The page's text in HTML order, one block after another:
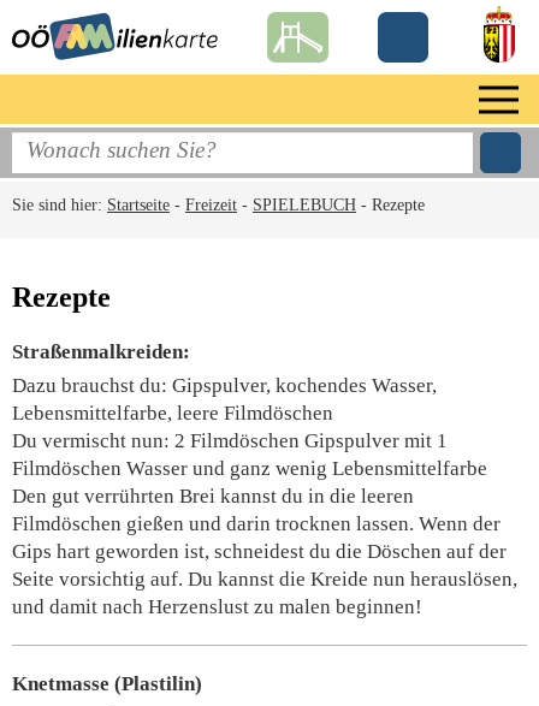
Sie sind hier: Startseite - Freizeit - SPIELEBUCH - Rezepte
Rezepte
Straßenmalkreiden:
Dazu brauchst du: Gipspulver, kochendes Wasser,
Lebensmittelfarbe, leere Filmdöschen
Du vermischt nun: 2 Filmdöschen Gipspulver mit 1
Filmdöschen Wasser und ganz wenig Lebensmittelfarbe
Den gut verrührten Brei kannst du in die leeren
Filmdöschen gießen und darin trocknen lassen. Wenn der
Gips hart geworden ist, schneidest du die Döschen auf der
Seite vorsichtig auf. Du kannst die Kreide nun herauslösen,
und damit nach Herzenslust zu malen beginnen!
Knetmasse (Plastilin)